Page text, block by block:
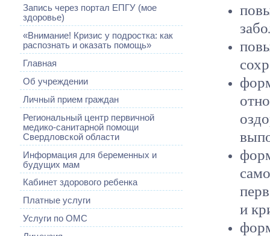
Запись через портал ЕПГУ (мое
здоровье)
«Внимание! Кризис у подростка: как
распознать и оказать помощь»
Главная
Об учреждении
Личный прием граждан
Региональный центр первичной
медико-санитарной помощи
Свердловской области
Информация для беременных и
будущих мам
Кабинет здорового ребенка
Платные услуги
Услуги по ОМС
и